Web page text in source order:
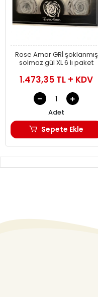
Rose Amor GRİ şoklanmış
solmaz gül XL 6 lı paket
1.473,35 TL + KDV
Adet
Sepete Ekle